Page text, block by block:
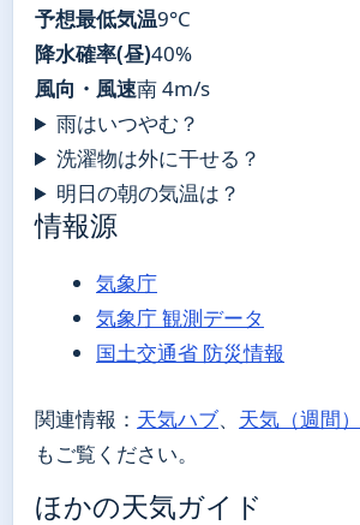
予想最低気温9°C
降水確率(昼)40%
風向・風速南 4m/s
雨はいつやむ？
洗濯物は外に干せる？
明日の朝の気温は？
情報源
気象庁
気象庁 観測データ
国土交通省 防災情報
関連情報： 天気ハブ、 天気（週間）
もご覧ください。
ほかの天気ガイド